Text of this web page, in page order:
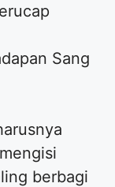
Sang
berbagi